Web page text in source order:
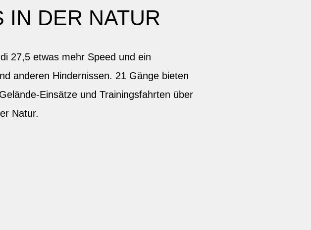
IN DER NATUR
27,5 etwas mehr Speed und ein
anderen Hindernissen. 21 Gänge bieten
Einsätze und Trainingsfahrten über
Natur.